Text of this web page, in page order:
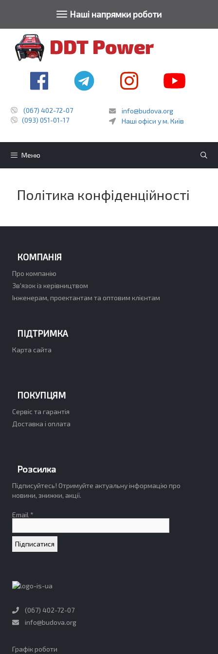
до
контенту
(067) 402-72-07
(093) 051-01-17
info@budova.org
Наші офіси у м. Київ
Меню
Політика конфіденційності
КОМПАНІЯ
Про компанію
Зв'язок із керівництвом
Інженерам, проектантам та оптовим клієнтам
ПІДТРИМКА
Карта сайта
ПОКУПЦЯМ
Сервіс та гарантія
Доставка і оплата
Розсилка
Підписуйтесь! Отримуйте актуальну інформацію про
новини, знижки, акції.
Email *
(067) 402-72-07
info@budova.org
Графік роботи​
Наші напрямки роботиToggle